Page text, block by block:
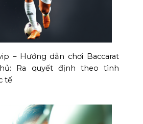
– Hướng dẫn chơi Baccarat
Ra quyết định theo tình
tế